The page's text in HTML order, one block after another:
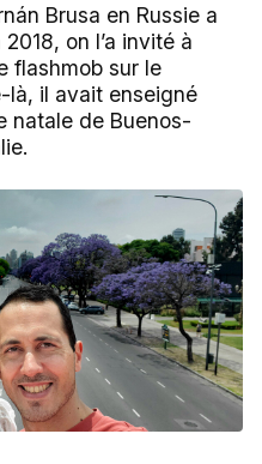
Brusa en Russie a
on l’a invité à
flashmob sur le
là, il avait enseigné
natale de Buenos-